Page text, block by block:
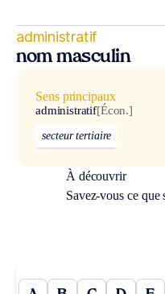
administratif
nom masculin
Sens principaux
administratif[Écon.]
secteur tertiaire
À découvrir
Savez-vous ce